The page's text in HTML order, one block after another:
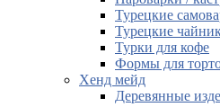
Турецкие
Турецкие
Турки для кофе
Формы для
Хенд мейд
Деревянные